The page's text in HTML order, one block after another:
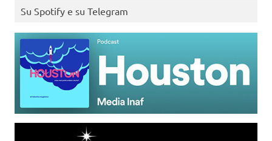
Su Spotify e su Telegram